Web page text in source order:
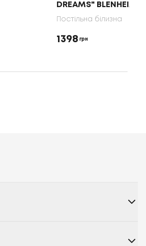
DREAMS" BLENHEIM
Постільна білизна
1398 грн